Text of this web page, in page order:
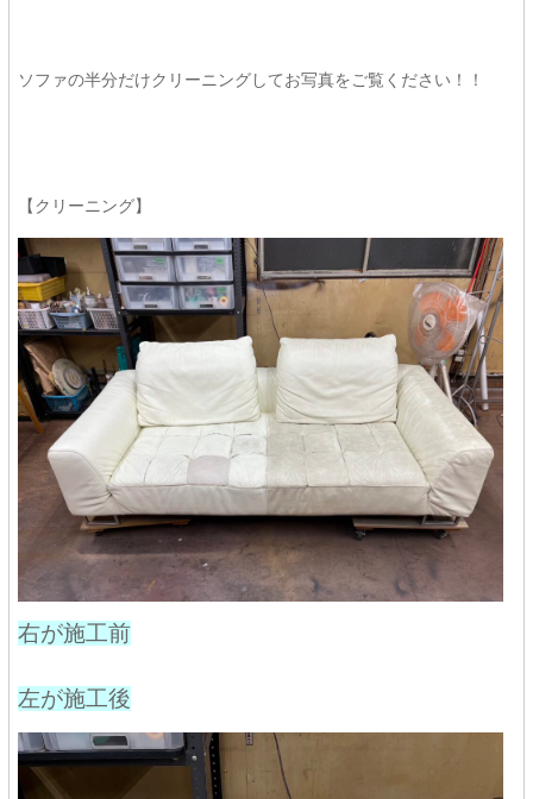
ソファの半分だけクリーニングしてお写真をご覧ください！！
【クリーニング】
右が施工前
左が施工後